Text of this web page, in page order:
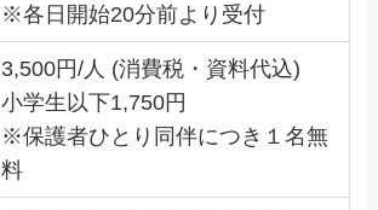
※各日開始20分前より受付
3,500円/人 (消費税・資料代込)
小学生以下1,750円
※保護者ひとり同伴につき１名無
料